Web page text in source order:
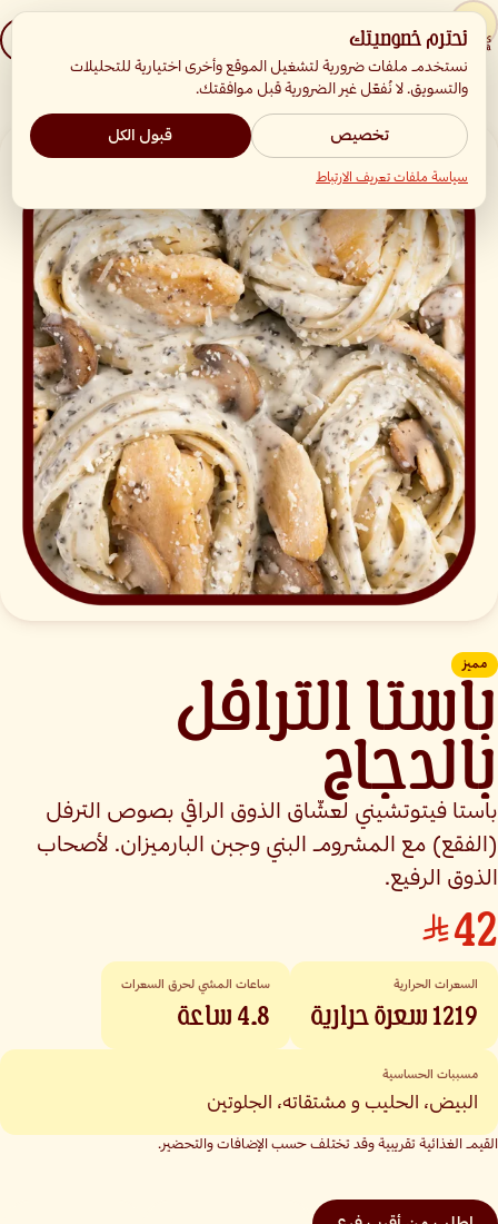
الرئيسية المنيو باستا الترافل بالدجاج
مميز
باستا الترافل
بالدجاج
باستا فيتوتشيني لعشّاق الذوق الراقي بصوص الترفل
(الفقع) مع المشروم البني وجبن البارميزان. لأصحاب
الذوق الرفيع.
42
السعرات الحرارية
1219سعرة حرارية
ساعات المشي لحرق السعرات
4.8 ساعة
مسببات الحساسية
البيض، الحليب و مشتقاته، الجلوتين
القيم الغذائية تقريبية وقد تختلف حسب الإضافات والتحضير.
نحترم خصوصيتك
نستخدم ملفات ضرورية لتشغيل الموقع وأخرى اختيارية للتحليلات
والتسويق. لا نُفعّل غير الضرورية قبل موافقتك.
تخصيص قبول الكل
سياسة ملفات تعريف الارتباط